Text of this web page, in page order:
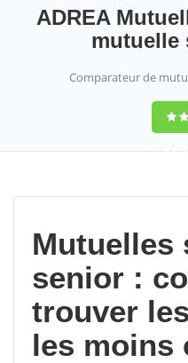
ADREA
mutuelle
Comparateur de
9,2
Mutuelles
senior :
trouver
les moins